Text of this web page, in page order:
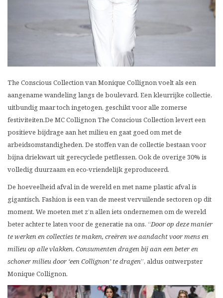
The Conscious Collection van Monique Collignon voelt als een
aangename wandeling langs de boulevard. Een kleurrijke collectie,
uitbundig maar toch ingetogen, geschikt voor alle zomerse
festiviteiten.De MC Collignon The Conscious Collection levert een
positieve bijdrage aan het milieu en gaat goed om met de
arbeidsomstandigheden. De stoffen van de collectie bestaan voor
bijna driekwart uit gerecyclede petflessen. Ook de overige 30% is
volledig duurzaam en eco-vriendelijk geproduceerd.
De hoeveelheid afval in de wereld en met name plastic afval is
gigantisch. Fashion is een van de meest vervuilende sectoren op dit
moment. We moeten met z’n allen iets ondernemen om de wereld
beter achter te laten voor de generatie na ons. “Door op deze manier
te werken en collecties te maken, creëren we aandacht voor mens en
milieu op alle vlakken. Consumenten dragen bij aan een beter en
schoner milieu door ‘een Collignon’ te dragen”, aldus ontwerpster
Monique Collignon.